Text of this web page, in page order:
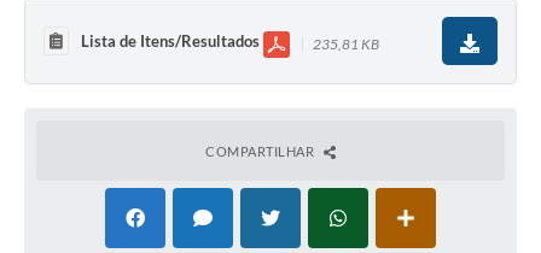
Lista de Itens/Resultados 235,81 KB
COMPARTILHAR